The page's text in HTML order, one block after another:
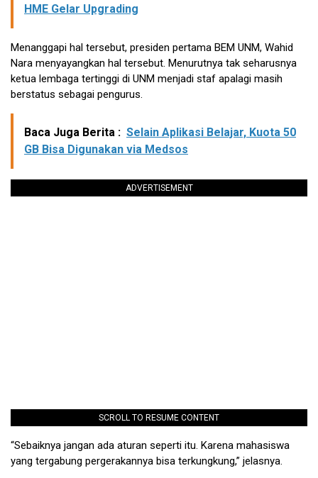
HME Gelar Upgrading
Menanggapi hal tersebut, presiden pertama BEM UNM, Wahid
Nara menyayangkan hal tersebut. Menurutnya tak seharusnya
ketua lembaga tertinggi di UNM menjadi staf apalagi masih
berstatus sebagai pengurus.
Baca Juga Berita : Selain Aplikasi Belajar, Kuota 50
GB Bisa Digunakan via Medsos
ADVERTISEMENT
SCROLL TO RESUME CONTENT
“Sebaiknya jangan ada aturan seperti itu. Karena mahasiswa
yang tergabung pergerakannya bisa terkungkung,” jelasnya.